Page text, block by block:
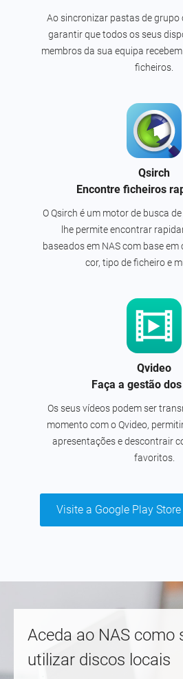
Ao sincronizar pastas de grupo
garantir que todos os seus
membros da sua equipa
ficheiros.
Qsirch
Encontre ficheiros
O Qsirch é um motor de busca
lhe permite encontrar
baseados em NAS com base
cor, tipo de ficheiro e
Qvideo
Faça a gestão
Os seus vídeos podem ser
momento com o Qvideo,
apresentações e descontrair
favoritos.
Visite a Google Play
Aceda ao NAS como
utilizar discos locais